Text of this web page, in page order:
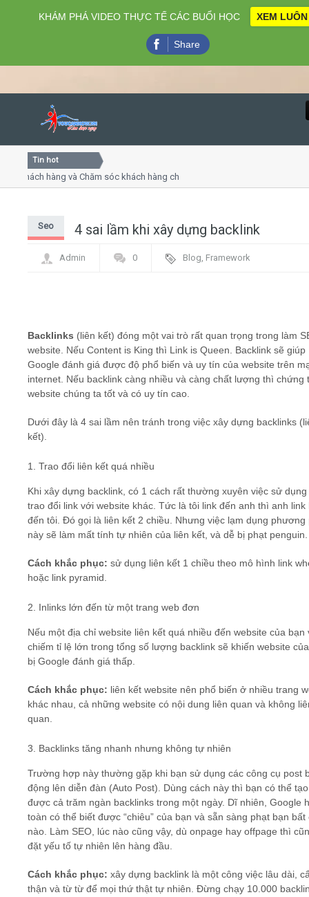
Close
Video
Kiến thức
Tìm kiếm
Tin hot
hàng và Chăm sóc khách hàng chuyên nghiệp
4 sai lầm khi xây dựng backlink
Seo
Admin 0 Blog, Framework
Backlinks (liên kết) đóng một vai trò rất quan trọng trong làm
website. Nếu Content is King thì Link is Queen. Backlink sẽ giúp
Google đánh giá được độ phổ biến và uy tín của website trên
internet. Nếu backlink càng nhiều và càng chất lượng thì chứng
website chúng ta tốt và có uy tín cao.
Dưới đây là 4 sai lầm nên tránh trong việc xây dựng backlinks
kết).
1. Trao đổi liên kết quá nhiều
Khi xây dựng backlink, có 1 cách rất thường xuyên việc sử dụng
trao đổi link với website khác. Tức là tôi link đến anh thì anh link
đến tôi. Đó gọi là liên kết 2 chiều. Nhưng việc lạm dụng phương
này sẽ làm mất tính tự nhiên của liên kết, và dễ bị phạt penguin.
Cách khắc phục: sử dụng liên kết 1 chiều theo mô hình link
hoặc link pyramid.
2. Inlinks lớn đến từ một trang web đơn
Nếu một địa chỉ website liên kết quá nhiều đến website của bạn
chiếm tỉ lệ lớn trong tổng số lượng backlink sẽ khiến website
bị Google đánh giá thấp.
Cách khắc phục: liên kết website nên phổ biến ở nhiều trang
khác nhau, cả những website có nội dung liên quan và không
quan.
3. Backlinks tăng nhanh nhưng không tự nhiên
Trường hợp này thường gặp khi bạn sử dụng các công cụ post
động lên diễn đàn (Auto Post). Dùng cách này thì bạn có thể
được cả trăm ngàn backlinks trong một ngày. Dĩ nhiên, Google
toàn có thể biết được “chiêu” của bạn và sẵn sàng phạt bạn bất
nào. Làm SEO, lúc nào cũng vậy, dù onpage hay offpage thì
đặt yếu tố tự nhiên lên hàng đầu.
Cách khắc phục: xây dựng backlink là một công việc lâu dài,
thận và từ từ để mọi thứ thật tự nhiên. Đừng chạy 10.000
KHÁM PHÁ VIDEO THỰC TẾ CÁC BUỔI HỌC XEM LUÔN
Share